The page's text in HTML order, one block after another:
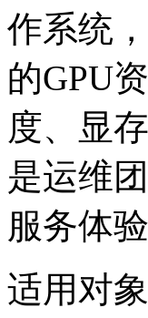
作系统
的GPU资
度、
是运维
服务体
适用对象